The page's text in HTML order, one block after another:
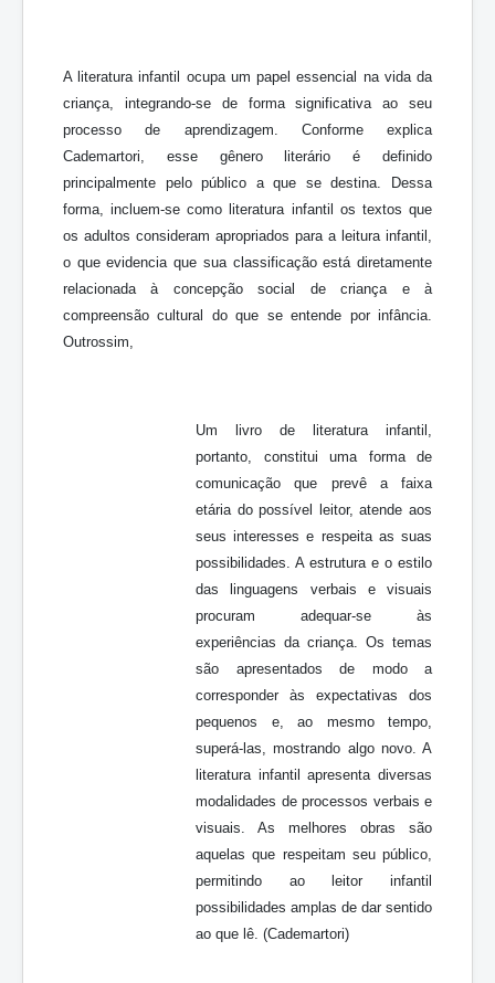
A literatura infantil ocupa um papel essencial na vida da
criança, integrando-se de forma significativa ao seu
processo de aprendizagem. Conforme explica
Cademartori, esse gênero literário é definido
principalmente pelo público a que se destina. Dessa
forma, incluem-se como literatura infantil os textos que
os adultos consideram apropriados para a leitura infantil,
o que evidencia que sua classificação está diretamente
relacionada à concepção social de criança e à
compreensão cultural do que se entende por infância.
Outrossim,
Um livro de literatura infantil,
portanto, constitui uma forma de
comunicação que prevê a faixa
etária do possível leitor, atende aos
seus interesses e respeita as suas
possibilidades. A estrutura e o estilo
das linguagens verbais e visuais
procuram adequar-se às
experiências da criança. Os temas
são apresentados de modo a
corresponder às expectativas dos
pequenos e, ao mesmo tempo,
superá-las, mostrando algo novo. A
literatura infantil apresenta diversas
modalidades de processos verbais e
visuais. As melhores obras são
aquelas que respeitam seu público,
permitindo ao leitor infantil
possibilidades amplas de dar sentido
ao que lê. (Cademartori)